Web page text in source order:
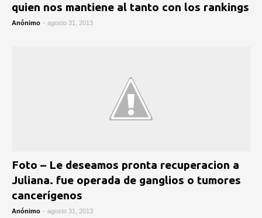
quien nos mantiene al tanto con los rankings
Anónimo - agosto 31, 2013
Foto – Le deseamos pronta recuperacion a
Juliana. fue operada de ganglios o tumores
cancerígenos
Anónimo - agosto 31, 2013